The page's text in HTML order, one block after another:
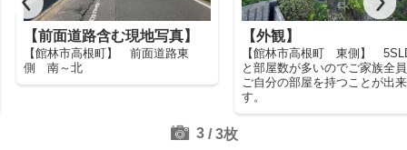
【前面道路含む現地写真】
【館林市高根町】 前面道路東
側 南～北
【外観】
【館林市高根町 東側】
と部屋数が多いのでご家族全
ご自分の部屋を持つことが出
す。
3/3枚